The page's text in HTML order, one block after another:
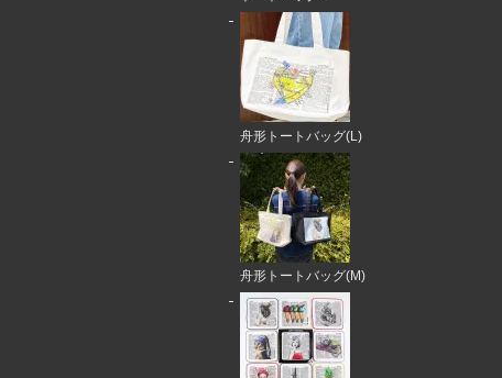
舟形トートバッグ(L)
舟形トートバッグ(M)